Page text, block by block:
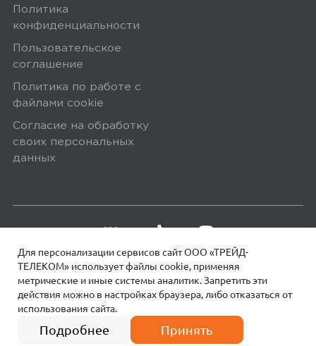
Для персонализации сервисов сайт ООО «ТРЕЙД-
ТЕЛЕКОМ» использует файлы сookie, применяя
метрические и иные системы аналитик. Запретить эти
действия можно в настройках браузера, либо отказаться от
использования сайта.
Подробнее Принять
Политика
конфиденциальности
Пользовательское
соглашение
Политика по работе с
файлами сookie
Согласие на обработку
своих персональных
данных
© 2026 МОТИВ. Все права защищены!